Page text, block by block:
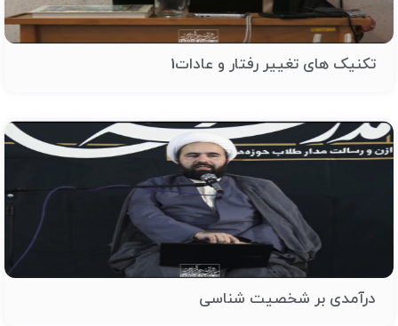
تکنیک های تغییر رفتار و عادات1
درآمدی بر شخصیت شناسی